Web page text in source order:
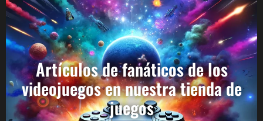
Artículos de fanáticos de los
videojuegos en nuestra tienda de
juegos